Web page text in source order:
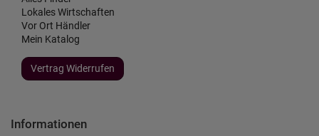
Lokales Wirtschaften
Vor Ort Händler
Mein Katalog
Vertrag Widerrufen
Informationen